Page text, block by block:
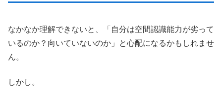
なかなか理解できないと、「自分は空間認識能力が劣って
いるのか？向いていないのか」と心配になるかもしれませ
ん。
しかし。